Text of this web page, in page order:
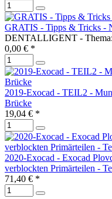
GRATIS - Tipps & Tricks -
DENTALLIGENT - Thema:
0,00 € *
2019-Exocad - TEIL2 -
Brücke
19,04 € *
2020-Exocad - Exocad
verblockten Primärteilen -
71,40 € *